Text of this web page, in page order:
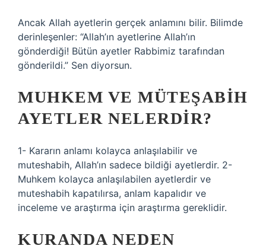
Ancak Allah ayetlerin gerçek anlamını bilir. Bilimde
derinleşenler: “Allah’ın ayetlerine Allah’ın
gönderdiği! Bütün ayetler Rabbimiz tarafından
gönderildi.” Sen diyorsun.
MUHKEM VE MÜTEŞABIH
AYETLER NELERDIR?
1- Kararın anlamı kolayca anlaşılabilir ve
muteshabih, Allah’ın sadece bildiği ayetlerdir. 2-
Muhkem kolayca anlaşılabilen ayetlerdir ve
muteshabih kapatılırsa, anlam kapalıdır ve
inceleme ve araştırma için araştırma gereklidir.
KURANDA NEDEN